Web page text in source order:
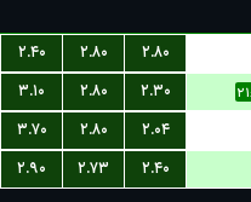
۲.۸۰ ۲.۸۰
۲.۴۰
۲.۳۰ ۲.۸۰
۳.۱۰
۲.۰۴ ۲.۸۰
۳.۷۰
۲.۴۰ ۲.۷۳
۲.۹۰